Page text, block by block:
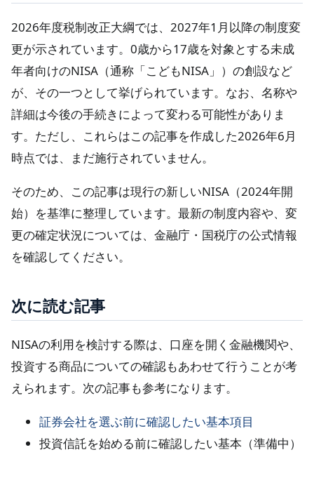
2026年度税制改正大綱では、2027年1月以降の制度変
更が示されています。0歳から17歳を対象とする未成
年者向けのNISA（通称「こどもNISA」）の創設など
が、その一つとして挙げられています。なお、名称や
詳細は今後の手続きによって変わる可能性がありま
す。ただし、これらはこの記事を作成した2026年6月
時点では、まだ施行されていません。
そのため、この記事は現行の新しいNISA（2024年開
始）を基準に整理しています。最新の制度内容や、変
更の確定状況については、金融庁・国税庁の公式情報
を確認してください。
次に読む記事
NISAの利用を検討する際は、口座を開く金融機関や、
投資する商品についての確認もあわせて行うことが考
えられます。次の記事も参考になります。
証券会社を選ぶ前に確認したい基本項目
投資信託を始める前に確認したい基本（準備中）